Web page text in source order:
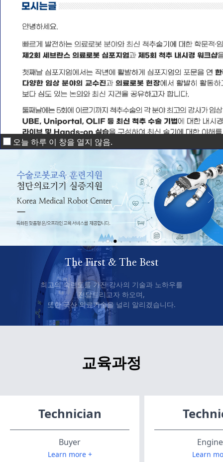
오늘 하루 이 창을 열지 않음.
The First & The Best
최고의 숙련도를 가진 강사의 기술과 노하우를
전달드리고자 하오며,
또한 국산 의료기술을 널리 알리겠습니다.
교육과정
Technician
Buyer
Learn more + Learn